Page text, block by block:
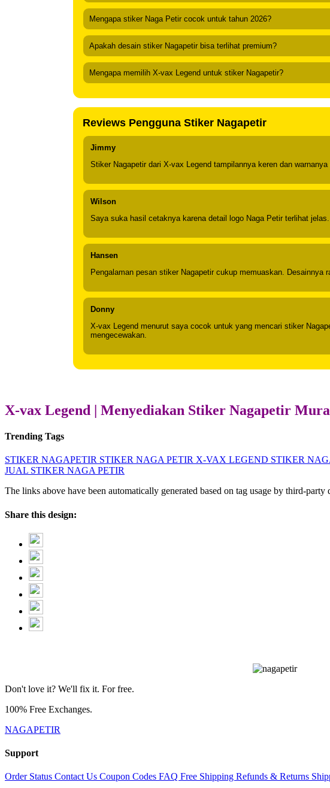
Mengapa stiker Naga Petir cocok untuk tahun 2026?
Apakah desain stiker Nagapetir bisa terlihat premium?
Mengapa memilih X-vax Legend untuk stiker Nagapetir?
Reviews Pengguna Stiker Nagapetir
Jimmy
Stiker Nagapetir dari X-vax Legend tampilannya keren dan
Wilson
Saya suka hasil cetaknya karena detail logo Naga Petir terlihat
Hansen
Pengalaman pesan stiker Nagapetir cukup memuaskan.
Donny
X-vax Legend menurut saya cocok untuk yang mencari stiker
mengecewakan.
X-vax Legend | Menyediakan Stiker Nagapetir
Trending Tags
STIKER NAGAPETIR STIKER NAGA PETIR X-VAX LEGEND STIKER
JUAL STIKER NAGA PETIR
The links above have been automatically generated based on tag usage by third-
Share this design:
Don't love it? We'll fix it. For free.
100% Free Exchanges.
NAGAPETIR
Support
Order Status Contact Us Coupon Codes FAQ Free Shipping Refunds & Returns